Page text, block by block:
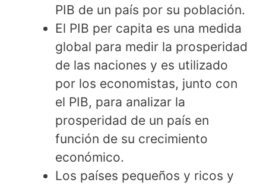
PIB de un país por su población.
El PIB per capita es una medida
global para medir la prosperidad
de las naciones y es utilizado
por los economistas, junto con
el PIB, para analizar la
prosperidad de un país en
función de su crecimiento
económico.
Los países pequeños y ricos y